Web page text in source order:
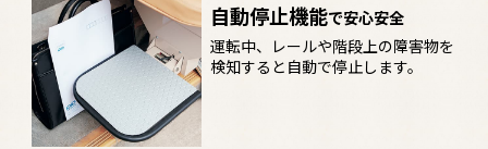
自動停止機能で安心安全
運転中、レールや階段上の障害物を
検知すると自動で停止します。